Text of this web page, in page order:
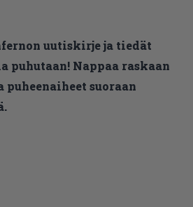
uutiskirje ja tiedät
puhutaan! Nappaa raskaan
suoraan